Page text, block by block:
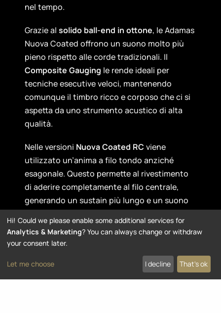
nel tempo.
Grazie al solido ball-end in ottone, le Adamas
Nuova Coated offrono un suono molto più
pieno rispetto alle corde tradizionali. Il
Composite Gauging le rende ideali per
tecniche esecutive veloci, mantenendo
comunque il timbro ricco e corposo che ci si
aspetta da uno strumento acustico di alta
qualità.
Nelle versioni Nuova Coated RC viene
utilizzato un’anima a filo tondo anziché
esagonale. Questo permette al rivestimento
di aderire completamente al filo centrale,
generando un sustain più lungo e un suono
più equilibrato e ricco di armonici.
Laminore tensione delle corde, a parità di
scalatura, combinata con il rivestimento
high-tech, rende la sensazione di suonabilità
estremamente confortevole.
Hi! Could we please enable some additional services for
Analytics & Marketing? You can always change or withdraw
your consent later.
Let me choose I decline That's ok